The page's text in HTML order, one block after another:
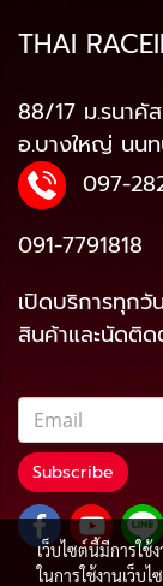
THAI
88/17 ม.รนาคั
อ.บางใหญ่ นนท
097-
091-7791818
เปิดบริการทุก
สินค้าและนัดติ
Subscribe
เว็บไซต์นี้มีการใ
ในการใช้งานเว็บ